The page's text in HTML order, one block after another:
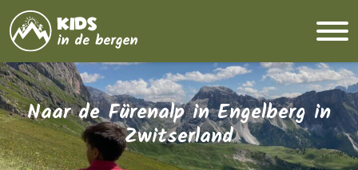
Naar de Fürenalp in Engelberg in
Zwitserland